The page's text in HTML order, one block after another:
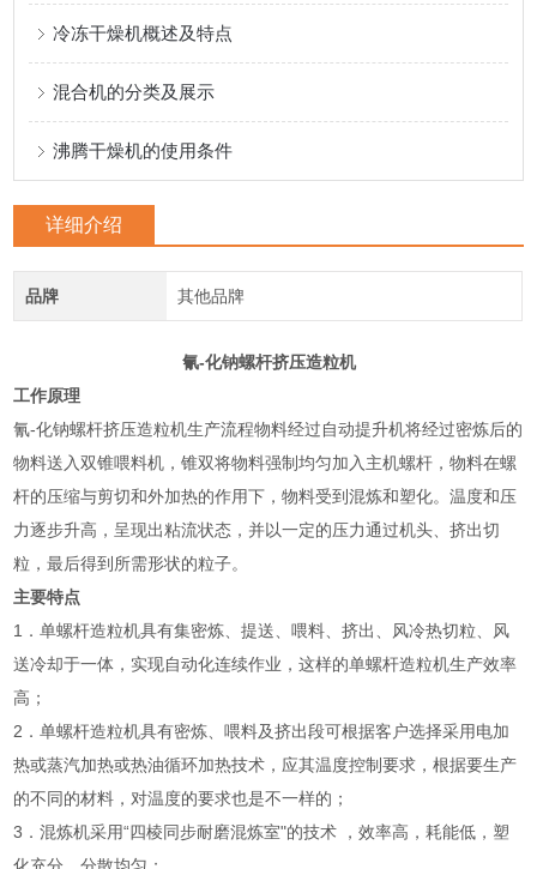
冷冻干燥机概述及特点
混合机的分类及展示
沸腾干燥机的使用条件
详细介绍
品牌 其他品牌
氰-化钠螺杆挤压造粒机
工作原理
氰-化钠螺杆挤压造粒机生产流程物料经过自动提升机将经过密炼后的
物料送入双锥喂料机，锥双将物料强制均匀加入主机螺杆，物料在螺
杆的压缩与剪切和外加热的作用下，物料受到混炼和塑化。温度和压
力逐步升高，呈现出粘流状态，并以一定的压力通过机头、挤出切
粒，最后得到所需形状的粒子。
主要特点
1．单螺杆造粒机具有集密炼、提送、喂料、挤出、风冷热切粒、风
送冷却于一体，实现自动化连续作业，这样的单螺杆造粒机生产效率
高；
2．单螺杆造粒机具有密炼、喂料及挤出段可根据客户选择采用电加
热或蒸汽加热或热油循环加热技术，应其温度控制要求，根据要生产
的不同的材料，对温度的要求也是不一样的；
3．混炼机采用“四棱同步耐磨混炼室"的技术 ，效率高，耗能低，塑